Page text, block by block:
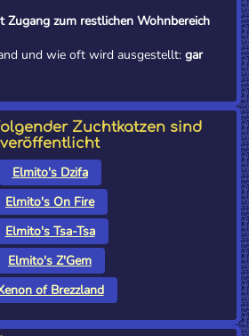
Zugang zum restlichen Wohnbereich
und wie oft wird ausgestellt: gar
Zuchtkatzen sind
veröffentlicht
Elmito's Dzifa
Elmito's On Fire
Elmito's Tsa-Tsa
Elmito's Z'Gem
of Brezzland